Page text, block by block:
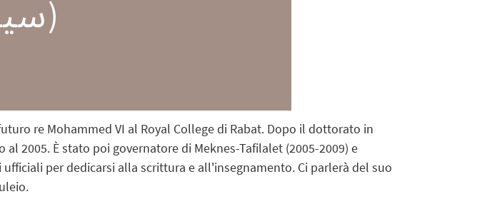
re Mohammed VI al Royal College di Rabat. Dopo il dottorato in
2005. È stato poi governatore di Meknes-Tafilalet (2005-2009) e
per dedicarsi alla scrittura e all'insegnamento. Ci parlerà del suo